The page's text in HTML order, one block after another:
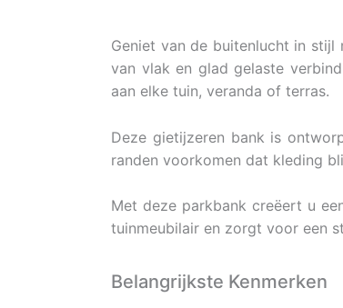
Geniet van de buitenlucht in
van vlak en glad gelaste
aan elke tuin, veranda of terras.
Deze gietijzeren bank is
randen voorkomen dat kleding
Met deze parkbank creëert u
tuinmeubilair en zorgt voor een
Belangrijkste Kenmerken